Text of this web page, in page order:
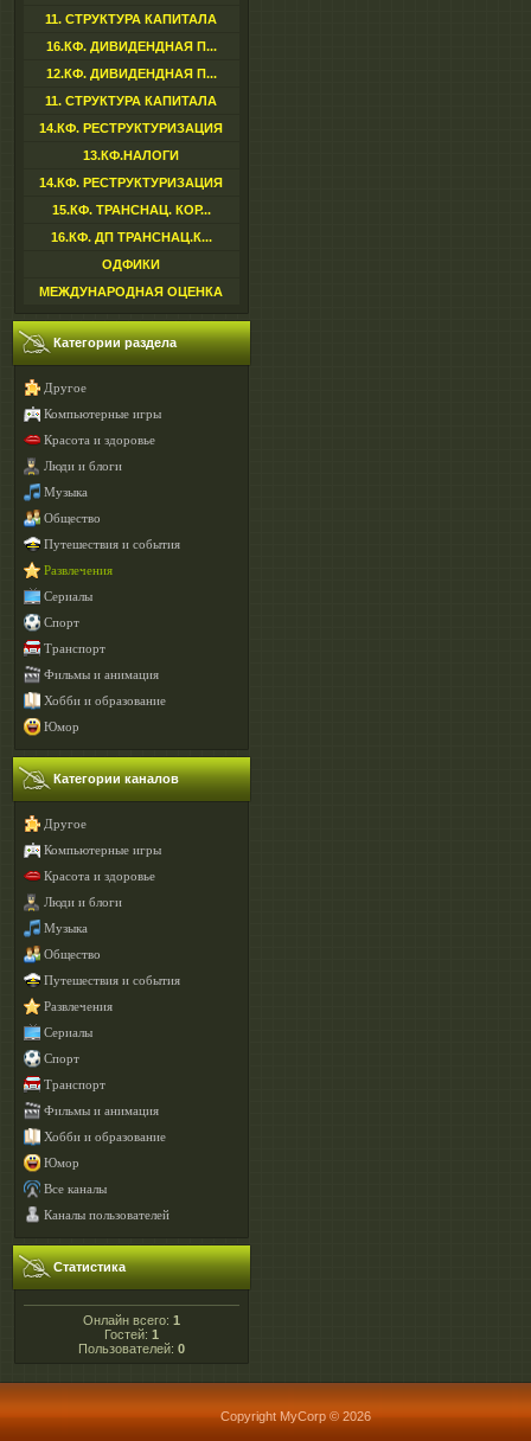
11. СТРУКТУРА КАПИТАЛА
16.КФ. ДИВИДЕНДНАЯ П...
12.КФ. ДИВИДЕНДНАЯ П...
11. СТРУКТУРА КАПИТАЛА
14.КФ. РЕСТРУКТУРИЗАЦИЯ
13.КФ.НАЛОГИ
14.КФ. РЕСТРУКТУРИЗАЦИЯ
15.КФ. ТРАНСНАЦ. КОР...
16.КФ. ДП ТРАНСНАЦ.К...
ОДФИКИ
МЕЖДУНАРОДНАЯ ОЦЕНКА
Категории раздела
Другое
Компьютерные игры
Красота и здоровье
Люди и блоги
Музыка
Общество
Путешествия и события
Развлечения
Сериалы
Спорт
Транспорт
Фильмы и анимация
Хобби и образование
Юмор
Категории каналов
Другое
Компьютерные игры
Красота и здоровье
Люди и блоги
Музыка
Общество
Путешествия и события
Развлечения
Сериалы
Спорт
Транспорт
Фильмы и анимация
Хобби и образование
Юмор
Все каналы
Каналы пользователей
Статистика
Онлайн всего: 1
Гостей: 1
Пользователей: 0
Copyright MyCorp © 2026